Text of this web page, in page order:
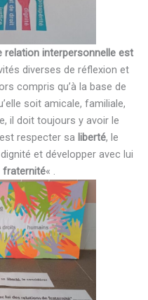
relation interpersonnelle est
diverses de réflexion et
compris qu’à la base de
soit amicale, familiale,
il doit toujours y avoir le
respecter sa liberté, le
et développer avec lui
fraternité« .